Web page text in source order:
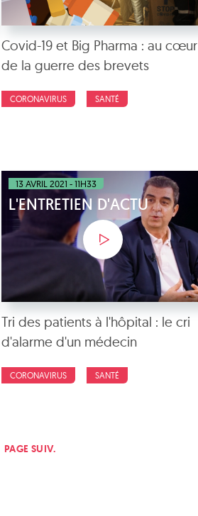
Covid-19 et Big Pharma : au cœur
de la guerre des brevets
CORONAVIRUS SANTÉ
13 AVRIL 2021 - 11H33
L'ENTRETIEN D'ACTU
Tri des patients à l'hôpital : le cri
d'alarme d'un médecin
CORONAVIRUS SANTÉ
PAGE SUIV.